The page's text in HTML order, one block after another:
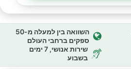
השוואה בין למעלה מ-50
ספקים ברחבי העולם
שירות אנושי, 7 ימים
בשבוע